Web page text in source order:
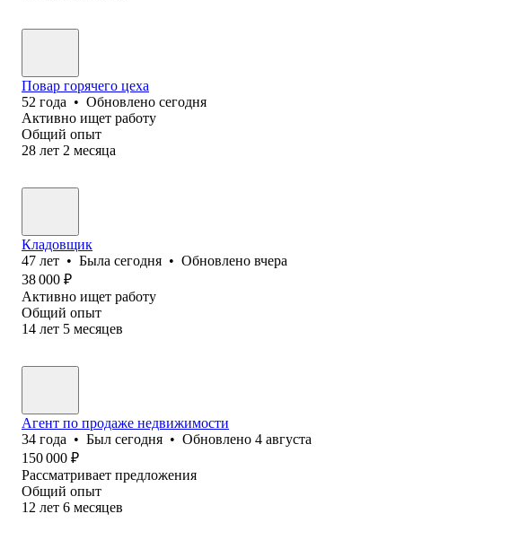
Повар горячего цеха
52 года • Обновлено сегодня
Активно ищет работу
Общий опыт
28 лет 2 месяца
Кладовщик
47 лет • Была сегодня • Обновлено вчера
38 000 ₽
Активно ищет работу
Общий опыт
14 лет 5 месяцев
Агент по продаже недвижимости
34 года • Был сегодня • Обновлено 4 августа
150 000 ₽
Рассматривает предложения
Общий опыт
12 лет 6 месяцев